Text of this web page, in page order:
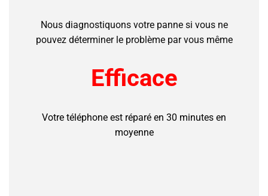
Nous diagnostiquons votre panne si vous ne
pouvez déterminer le problème par vous même
Efficace
Votre téléphone est réparé en 30 minutes en
moyenne